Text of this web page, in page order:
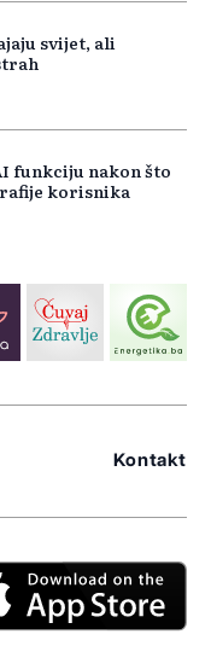
svijet, ali
funkciju nakon što
korisnika
Kontakt